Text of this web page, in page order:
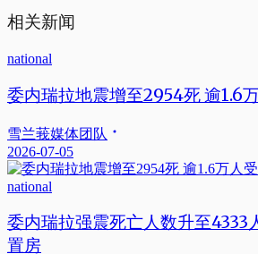
相关新闻
national
委内瑞拉地震增至2954死 逾1.6
雪兰莪媒体团队
2026-07-05
national
委内瑞拉强震死亡人数升至4333
置房